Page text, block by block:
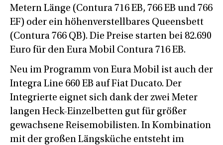
Metern Länge (Contura 716 EB, 766 EB und 766
EF) oder ein höhenverstellbares Queensbett
(Contura 766 QB). Die Preise starten bei 82.690
Euro für den Eura Mobil Contura 716 EB.
Neu im Programm von Eura Mobil ist auch der
Integra Line 660 EB auf Fiat Ducato. Der
Integrierte eignet sich dank der zwei Meter
langen Heck-Einzelbetten gut für größer
gewachsene Reisemobilisten. In Kombination
mit der großen Längsküche entsteht im